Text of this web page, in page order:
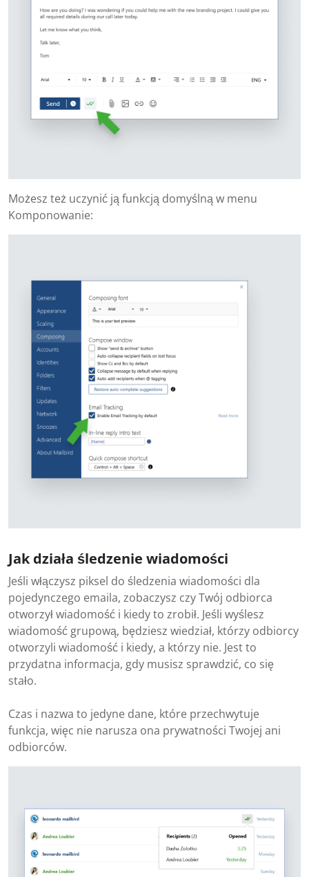
Możesz też uczynić ją funkcją domyślną w menu
Komponowanie:
Jak działa śledzenie wiadomości
Jeśli włączysz piksel do śledzenia wiadomości dla
pojedynczego emaila, zobaczysz czy Twój odbiorca
otworzył wiadomość i kiedy to zrobił. Jeśli wyślesz
wiadomość grupową, będziesz wiedział, którzy odbiorcy
otworzyli wiadomość i kiedy, a którzy nie. Jest to
przydatna informacja, gdy musisz sprawdzić, co się
stało.
Czas i nazwa to jedyne dane, które przechwytuje
funkcja, więc nie narusza ona prywatności Twojej ani
odbiorców.